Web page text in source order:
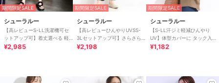
期間限定SALE
シューラルー
【高レビューS-LL洗濯機可セ
ットアップ可】着丈選べる 軽
凛(かろりん) ひんやりフラップ
¥2,985
期間限定SALE
シューラルー
【高レビューひんやりUVSS-
3Lセットアップ可】さらさら
ぷるん イージーテーパードパ
¥2,198
期間限定SALE
シューラルー
【S-LL汗ジミ軽減ひんやり
UV】体型カバーに タック入り
ドルマントップス
¥1,182